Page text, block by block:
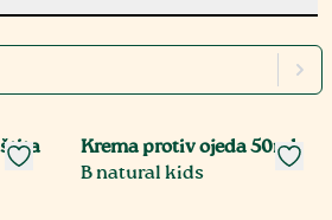
Krema protiv ojeda 50ml
B natural kids